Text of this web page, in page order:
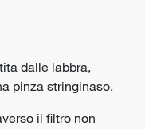
dalle labbra,
pinza stringinaso.
il filtro non